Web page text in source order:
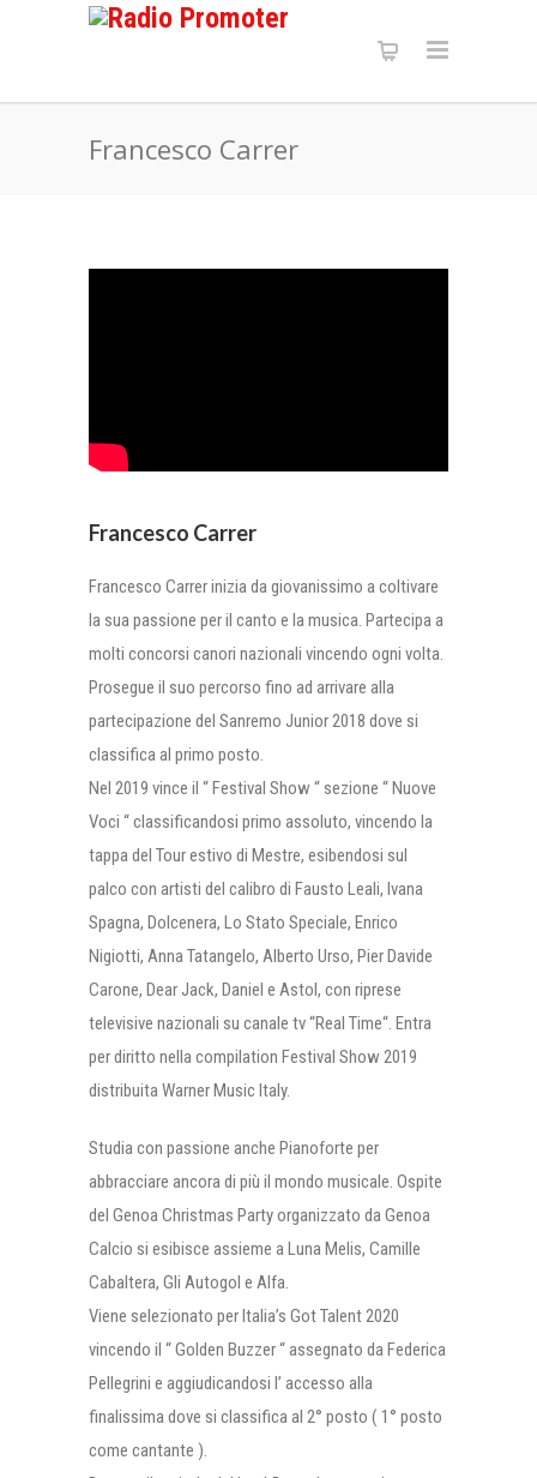
Francesco Carrer
Francesco Carrer
Francesco Carrer inizia da giovanissimo a coltivare
la sua passione per il canto e la musica. Partecipa a
molti concorsi canori nazionali vincendo ogni volta.
Prosegue il suo percorso fino ad arrivare alla
partecipazione del Sanremo Junior 2018 dove si
classifica al primo posto.
Nel 2019 vince il “ Festival Show “ sezione “ Nuove
Voci “ classificandosi primo assoluto, vincendo la
tappa del Tour estivo di Mestre, esibendosi sul
palco con artisti del calibro di Fausto Leali, Ivana
Spagna, Dolcenera, Lo Stato Speciale, Enrico
Nigiotti, Anna Tatangelo, Alberto Urso, Pier Davide
Carone, Dear Jack, Daniel e Astol, con riprese
televisive nazionali su canale tv “Real Time“. Entra
per diritto nella compilation Festival Show 2019
distribuita Warner Music Italy.
Studia con passione anche Pianoforte per
abbracciare ancora di più il mondo musicale. Ospite
del Genoa Christmas Party organizzato da Genoa
Calcio si esibisce assieme a Luna Melis, Camille
Cabaltera, Gli Autogol e Alfa.
Viene selezionato per Italia’s Got Talent 2020
vincendo il “ Golden Buzzer “ assegnato da Federica
Pellegrini e aggiudicandosi l’ accesso alla
finalissima dove si classifica al 2° posto ( 1° posto
come cantante ).